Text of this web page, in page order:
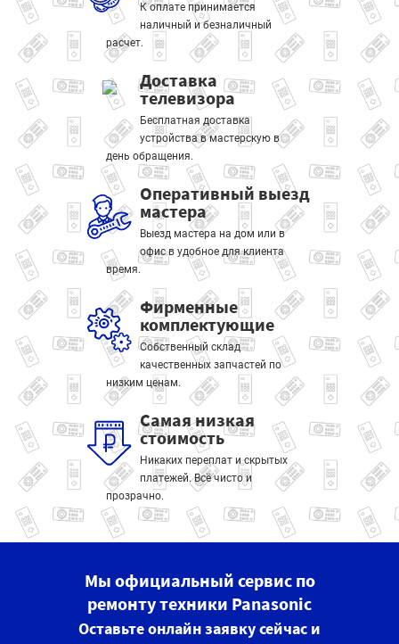
К оплате принимается
наличный и безналичный
расчет.
Доставка
телевизора
Бесплатная доставка
устройства в мастерскую в
день обращения.
Оперативный выезд
мастера
Выезд мастера на дом или в
офис в удобное для клиента
время.
Фирменные
комплектующие
Собственный склад
качественных запчастей по
низким ценам.
Самая низкая
стоимость
Никаких переплат и скрытых
платежей. Всё чисто и
прозрачно.
Мы официальный сервис по
ремонту техники Panasonic
Оставьте онлайн заявку сейчас и